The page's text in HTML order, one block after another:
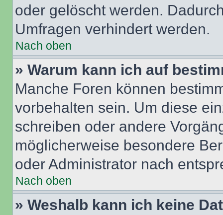
oder gelöscht werden.
Umfragen verhindert werden.
Nach oben
» Warum kann ich auf
Manche Foren können
vorbehalten sein. Um diese
schreiben oder andere
möglicherweise besondere
oder Administrator nach
Nach oben
» Weshalb kann ich keine